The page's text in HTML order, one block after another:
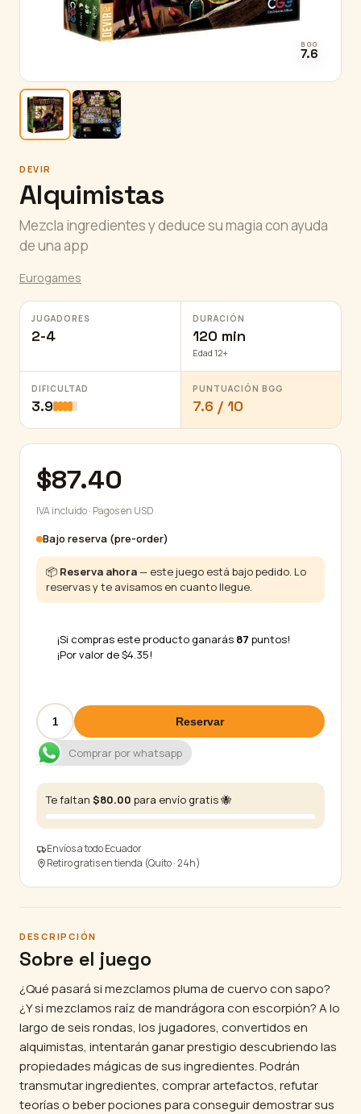
BGG
7.6
DEVIR
Alquimistas
Mezcla ingredientes y deduce su magia con ayuda
de una app
Eurogames
JUGADORES
2-4
DURACIÓN
120 min
Edad 12+
DIFICULTAD
3.9
PUNTUACIÓN BGG
7.6 / 10
$87.40
IVA incluido · Pagos en USD
Bajo reserva (pre-order)
📦 Reserva ahora— este juego está bajo pedido. Lo
reservas y te avisamos en cuanto llegue.
¡Si compras este producto ganarás 87 puntos!
¡Por valor de$4.35!
Alquimistas
cantidad
Reservar
Comprar por whatsapp
Te faltan $80.00 para envío gratis 🐝
Envíos a todo Ecuador
Retiro gratis en tienda (Quito · 24h)
DESCRIPCIÓN
Sobre el juego
¿Qué pasará si mezclamos pluma de cuervo con sapo?
¿Y si mezclamos raíz de mandrágora con escorpión? A lo
largo de seis rondas, los jugadores, convertidos en
alquimistas, intentarán ganar prestigio descubriendo las
propiedades mágicas de sus ingredientes. Podrán
transmutar ingredientes, comprar artefactos, refutar
teorías o beber pociones para conseguir demostrar sus